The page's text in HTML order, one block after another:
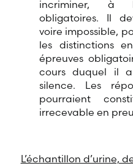
incriminer, à
obligatoires. Il
voire impossible,
les distinctions
épreuves
cours duquel il
silence. Les
pourraient
irrecevable en
L’échantillon d’urine,